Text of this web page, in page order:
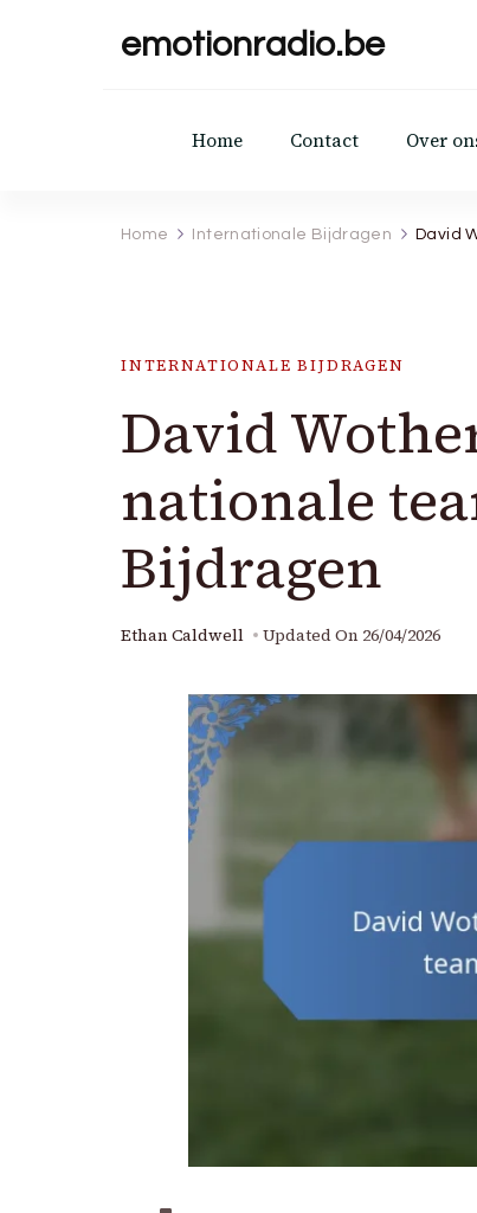
emotionradio.be
Home Contact Over
Home Internationale Bijdragen David
INTERNATIONALE BIJDRAGEN
David
nationale
Bijdragen
Ethan Caldwell Updated On 26/04/2026